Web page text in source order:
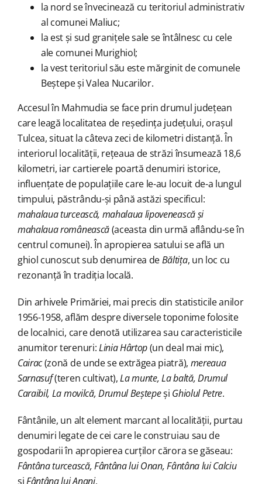
la nord se învecinează cu teritoriul administrativ
al comunei Maliuc;
la est și sud granițele sale se întâlnesc cu cele
ale comunei Murighiol;
la vest teritoriul său este mărginit de comunele
Beștepe și Valea Nucarilor.
Accesul în Mahmudia se face prin drumul județean
care leagă localitatea de reședința județului, orașul
Tulcea, situat la câteva zeci de kilometri distanță. În
interiorul localității, rețeaua de străzi însumează 18,6
kilometri, iar cartierele poartă denumiri istorice,
influențate de populațiile care le-au locuit de-a lungul
timpului, păstrându-și până astăzi specificul:
mahalaua turcească, mahalaua lipovenească și
mahalaua românească(aceasta din urmă aflându-se în
centrul comunei). În apropierea satului se află un
ghiol cunoscut sub denumirea deBăltița, un loc cu
rezonanță în tradiția locală.
Din arhivele Primăriei, mai precis din statisticile anilor
1956-1958, aflăm despre diversele toponime folosite
de localnici, care denotă utilizarea sau caracteristicile
anumitor terenuri:Linia Hârtop(un deal mai mic),
Cairac(zonă de unde se extrăgea piatră), mereaua
Sarnasuf(teren cultivat),La munte, La baltă, Drumul
Caraibil, La movilcă, Drumul Beștepeși Ghiolul Petre.
Fântânile, un alt element marcant al localității, purtau
denumiri legate de cei care le construiau sau de
gospodarii în apropierea curților cărora se găseau:
Fântâna turcească, Fântâna lui Onan, Fântâna lui Calciu
și Fântâna lui Anani.